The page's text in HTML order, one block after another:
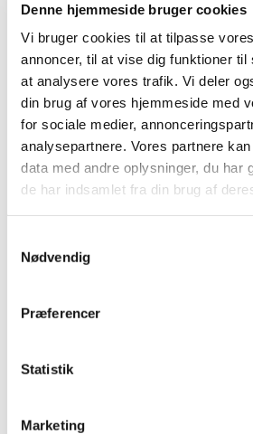
Denne hjemmeside bruger cookies
Vi bruger cookies til at tilpasse
annoncer, til at vise dig funktioner til
at analysere vores trafik. Vi deler
din brug af vores hjemmeside med
for sociale medier,
analysepartnere. Vores partnere
data med andre oplysninger, du har
de har indsamlet fra din brug af
Nødvendig
Præferencer
Statistik
Marketing
4370 Store Merløse
Susanne Rousing